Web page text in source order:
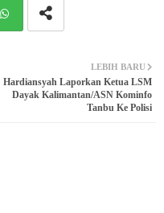
atsa
LEBIH BARU
Hardiansyah Laporkan Ketua LSM
Dayak Kalimantan/ASN Kominfo
Tanbu Ke Polisi